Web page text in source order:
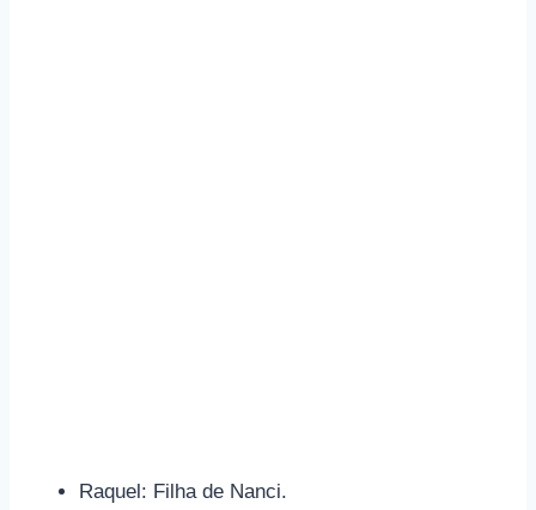
Raquel: Filha de Nanci.